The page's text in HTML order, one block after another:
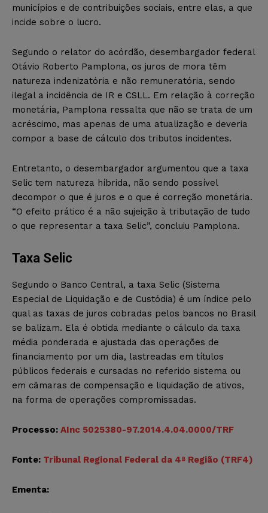
municípios e de contribuições sociais, entre elas, a que
incide sobre o lucro.
Segundo o relator do acórdão, desembargador federal
Otávio Roberto Pamplona, os juros de mora têm
natureza indenizatória e não remuneratória, sendo
ilegal a incidência de IR e CSLL. Em relação à correção
monetária, Pamplona ressalta que não se trata de um
acréscimo, mas apenas de uma atualização e deveria
compor a base de cálculo dos tributos incidentes.
Entretanto, o desembargador argumentou que a taxa
Selic tem natureza híbrida, não sendo possível
decompor o que é juros e o que é correção monetária.
“O efeito prático é a não sujeição à tributação de tudo
o que representar a taxa Selic”, concluiu Pamplona.
Taxa Selic
Segundo o Banco Central, a taxa Selic (Sistema
Especial de Liquidação e de Custódia) é um índice pelo
qual as taxas de juros cobradas pelos bancos no Brasil
se balizam. Ela é obtida mediante o cálculo da taxa
média ponderada e ajustada das operações de
financiamento por um dia, lastreadas em títulos
públicos federais e cursadas no referido sistema ou
em câmaras de compensação e liquidação de ativos,
na forma de operações compromissadas.
Processo: AInc 5025380-97.2014.4.04.0000/TRF
Fonte: Tribunal Regional Federal da 4ª Região (TRF4)
Ementa: